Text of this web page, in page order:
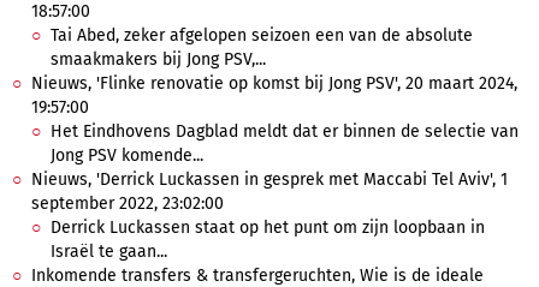
18:57:00
Tai Abed, zeker afgelopen seizoen een van de absolute
smaakmakers bij Jong PSV,...
Nieuws, 'Flinke renovatie op komst bij Jong PSV', 20 maart 2024,
19:57:00
Het Eindhovens Dagblad meldt dat er binnen de selectie van
Jong PSV komende...
Nieuws, 'Derrick Luckassen in gesprek met Maccabi Tel Aviv', 1
september 2022, 23:02:00
Derrick Luckassen staat op het punt om zijn loopbaan in
Israël te gaan...
Inkomende transfers & transfergeruchten, Wie is de ideale